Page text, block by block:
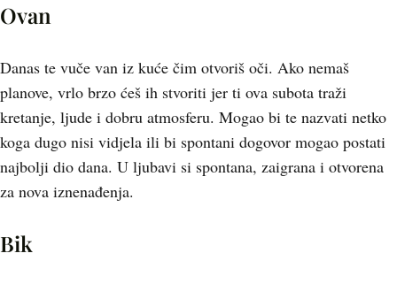
Ovan
Danas te vuče van iz kuće čim otvoriš oči. Ako nemaš
planove, vrlo brzo ćeš ih stvoriti jer ti ova subota traži
kretanje, ljude i dobru atmosferu. Mogao bi te nazvati netko
koga dugo nisi vidjela ili bi spontani dogovor mogao postati
najbolji dio dana. U ljubavi si spontana, zaigrana i otvorena
za nova iznenađenja.
Bik